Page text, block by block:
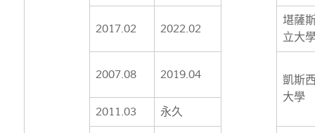
2017.02 2022.02
堪薩
立大
2007.08 2019.04
凱斯
大學
2011.03
永久